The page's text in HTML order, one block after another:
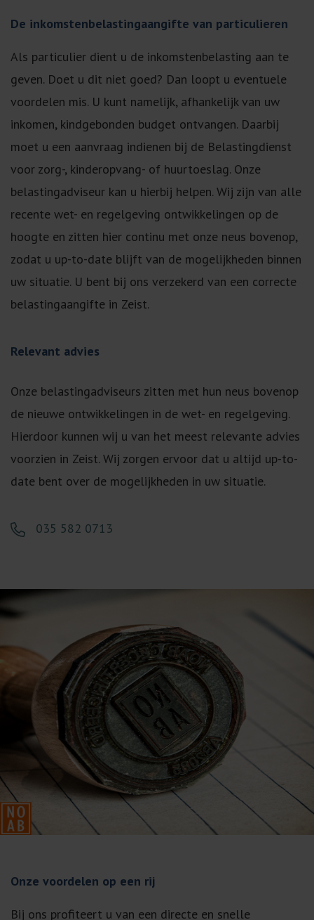
De inkomstenbelastingaangifte van particulieren
Als particulier dient u de inkomstenbelasting aan te
geven. Doet u dit niet goed? Dan loopt u eventuele
voordelen mis. U kunt namelijk, afhankelijk van uw
inkomen, kindgebonden budget ontvangen. Daarbij
moet u een aanvraag indienen bij de Belastingdienst
voor zorg-, kinderopvang- of huurtoeslag. Onze
belastingadviseur kan u hierbij helpen. Wij zijn van alle
recente wet- en regelgeving ontwikkelingen op de
hoogte en zitten hier continu met onze neus bovenop,
zodat u up-to-date blijft van de mogelijkheden binnen
uw situatie. U bent bij ons verzekerd van een correcte
belastingaangifte in Zeist.
Relevant advies
Onze belastingadviseurs zitten met hun neus bovenop
de nieuwe ontwikkelingen in de wet- en regelgeving.
Hierdoor kunnen wij u van het meest relevante advies
voorzien in Zeist. Wij zorgen ervoor dat u altijd up-to-
date bent over de mogelijkheden in uw situatie.
035 582 0713
Onze voordelen op een rij
Bij ons profiteert u van een directe en snelle